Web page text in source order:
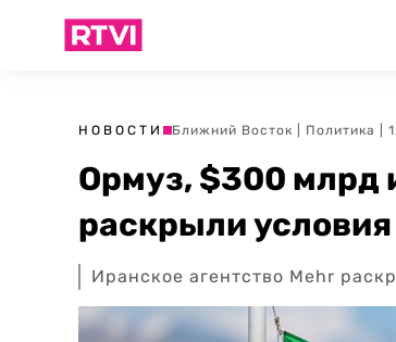
НОВОСТИ Ближний Восток Политика |
Ормуз, $300 млрд
раскрыли
Иранское агентство Mehr